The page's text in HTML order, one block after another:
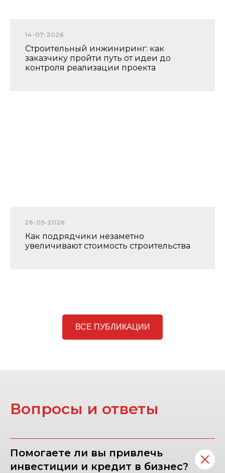
14-07-2026
Строительный инжиниринг: как
заказчику пройти путь от идеи до
контроля реализации проекта
26-05-2026
Как подрядчики незаметно
увеличивают стоимость строительства
ВСЕ ПУБЛИКАЦИИ
Вопросы и ответы
Помогаете ли вы привлечь
инвестиции и кредит в бизнес?